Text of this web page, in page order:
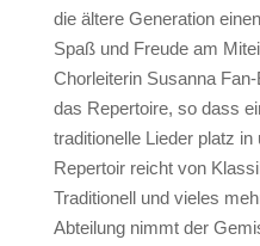
die ältere Generation
Spaß und Freude am
Chorleiterin Susanna
das Repertoire, so dass
traditionelle Lieder platz
Repertoir reicht von
Traditionell und vieles
Abteilung nimmt der